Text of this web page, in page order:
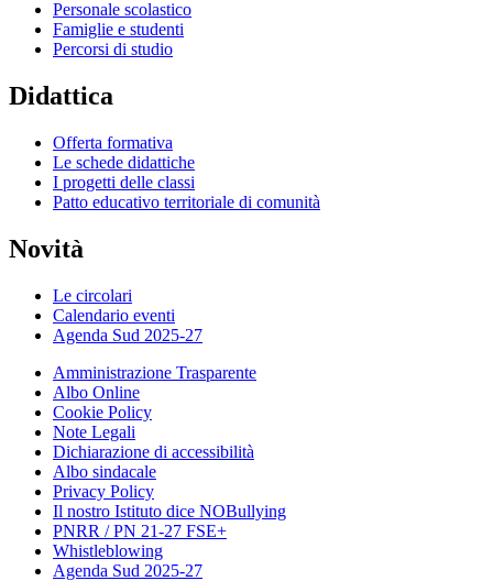
Personale scolastico
Famiglie e studenti
Percorsi di studio
Didattica
Offerta formativa
Le schede didattiche
I progetti delle classi
Patto educativo territoriale di comunità
Novità
Le circolari
Calendario eventi
Agenda Sud 2025-27
Amministrazione Trasparente
Albo Online
Cookie Policy
Note Legali
Dichiarazione di accessibilità
Albo sindacale
Privacy Policy
Il nostro Istituto dice NOBullying
PNRR / PN 21-27 FSE+
Whistleblowing
Agenda Sud 2025-27